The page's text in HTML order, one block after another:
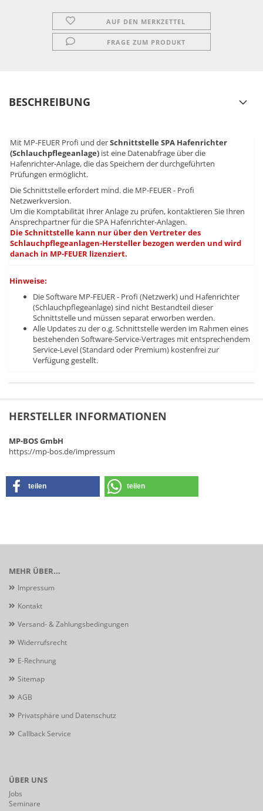
AUF DEN MERKZETTEL
FRAGE ZUM PRODUKT
BESCHREIBUNG
Mit MP-FEUER Profi und derSchnittstelle SPA Hafenrichter
(Schlauchpflegeanlage) ist eine Datenabfrage über die
Hafenrichter-Anlage, die das Speichern der durchgeführten
Prüfungen ermöglicht.
Die Schnittstelle erfordert mind. die MP-FEUER - Profi
Netzwerkversion.
Um die Komptabilität Ihrer Anlage zu prüfen, kontaktieren Sie Ihren
Ansprechpartner für die SPA Hafenrichter-Anlagen.
Die Schnittstelle kann nur über den Vertreter des
Schlauchpflegeanlagen-Hersteller bezogen werden und wird
danach in MP-FEUER lizenziert.
Hinweise:
Die Software MP-FEUER - Profi (Netzwerk) und Hafenrichter
(Schlauchpflegeanlage) sind nicht Bestandteil dieser
Schnittstelle und müssen separat erworben werden.
Alle Updateszu der o.g. Schnittstelle werden im Rahmen eines
bestehenden Software-Service-Vertrages mit entsprechendem
Service-Level (Standard oder Premium) kostenfrei zur
Verfügung gestellt.
HERSTELLER INFORMATIONEN
MP-BOS GmbH
https://mp-bos.de/impressum
teilen teilen
MEHR ÜBER...
Impressum
Kontakt
Versand- & Zahlungsbedingungen
Widerrufsrecht
E-Rechnung
Sitemap
AGB
Privatsphäre und Datenschutz
Callback Service
ÜBER UNS
Jobs
Seminare